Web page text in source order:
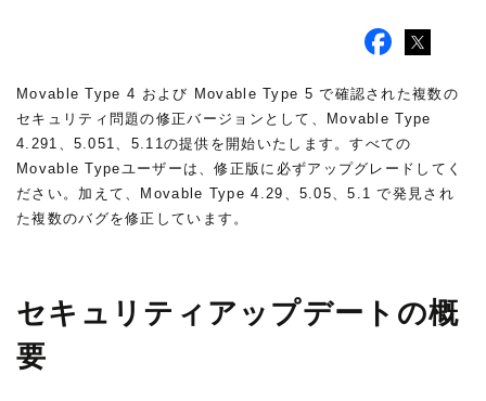
Movable Type 4 および Movable Type 5 で確認された複数の
セキュリティ問題の修正バージョンとして、Movable Type
4.291、5.051、5.11の提供を開始いたします。すべての
Movable Typeユーザーは、修正版に必ずアップグレードしてく
ださい。加えて、Movable Type 4.29、5.05、5.1 で発見され
た複数のバグを修正しています。
セキュリティアップデートの概
要